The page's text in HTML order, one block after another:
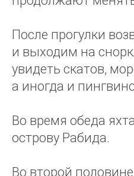
После прогулки
и выходим на
увидеть скатов,
а иногда и
Во время обеда
острову Рабида.
Во второй